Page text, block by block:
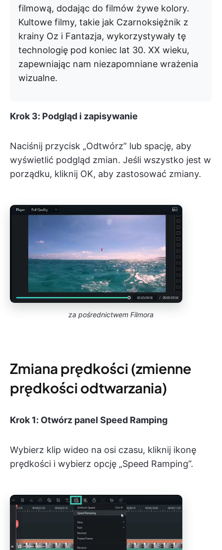
filmową, dodając do filmów żywe kolory.
Kultowe filmy, takie jak Czarnoksiężnik z
krainy Oz i Fantazja, wykorzystywały tę
technologię pod koniec lat 30. XX wieku,
zapewniając nam niezapomniane wrażenia
wizualne.
Krok 3: Podgląd i zapisywanie
Naciśnij przycisk „Odtwórz” lub spację, aby
wyświetlić podgląd zmian. Jeśli wszystko jest w
porządku, kliknij OK, aby zastosować zmiany.
za pośrednictwem Filmora
Zmiana prędkości (zmienne
prędkości odtwarzania)
Krok 1: Otwórz panel Speed Ramping
Wybierz klip wideo na osi czasu, kliknij ikonę
prędkości i wybierz opcję „Speed Ramping”.